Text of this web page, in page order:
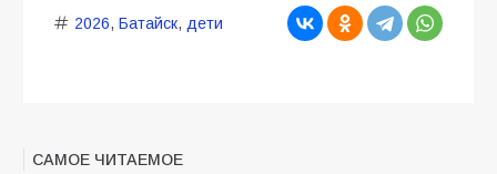
2026, Батайск, дети
САМОЕ ЧИТАЕМОЕ